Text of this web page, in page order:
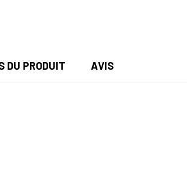
DU PRODUIT AVIS